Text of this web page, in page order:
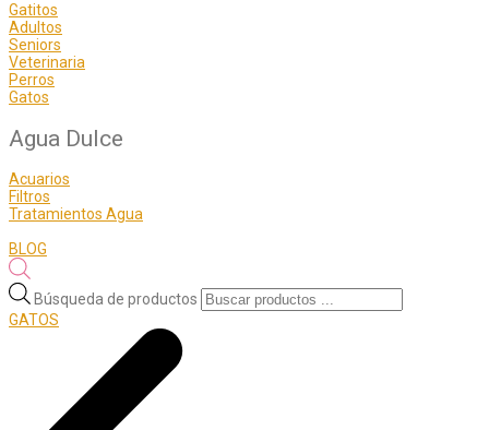
Gatitos
Adultos
Seniors
Veterinaria
Perros
Gatos
Agua Dulce
Acuarios
Filtros
Tratamientos Agua
BLOG
Búsqueda de productos
GATOS